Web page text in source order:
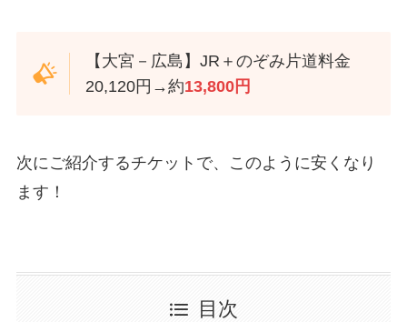
【大宮－広島】JR＋のぞみ片道料金
20,120円→約13,800円
次にご紹介するチケットで、このように安くなり
ます！
目次